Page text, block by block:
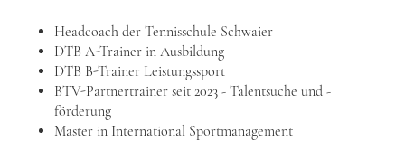
Headcoach der Tennisschule Schwaier
DTB A-Trainer in Ausbildung
DTB B-Trainer Leistungssport
BTV-Partnertrainer seit 2023 - Talentsuche und -
förderung
Master in International Sportmanagement